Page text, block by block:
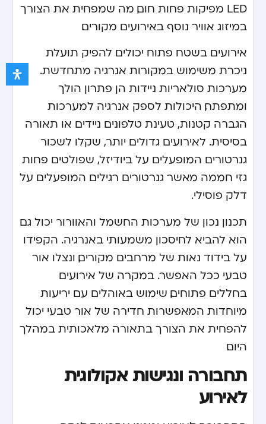
LED מפיקות פחות חום, מה שמפחית את הצורך
במיזוג אוויר נוסף באירועים מקורים.
אירועים בשטח פתוח יכולים להפיק תועלת
ניכרת משימוש במקורות אנרגיה מתחדשת.
מערכות סולאריות ניידות הן פתרון הולך
ומתפתח, היכולות לספק אנרגיה למערכות
הגברה קטנות, טעינת טלפונים ניידים או תאורה
בסיסית. לאירועים גדולים יותר, שקלו לשכור
גנרטורים המופעלים על ביודיזל, שפולטים פחות
גזי חממה מאשר גנרטורים רגילים המופעלים על
דלק פוסילי.
תכנון נכון של מערכות החשמל והאוורור יכול גם
הוא להביא לחיסכון משמעותי באנרגיה. הקפידו
על בידוד נאות של מרחבים מקורים, ונצלו אור
טבעי ככל האפשר. במקרה של אירועים
בחללים פתוחים, שימוש באוהלים עם יריעות
מיוחדות המאפשרות חדירה של אור טבעי יכול
להפחית את הצורך בתאורה מלאכותית במהלך
היום.
תחבורה ונגישות אקולוגית
לאירוע